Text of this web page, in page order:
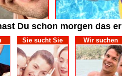
Du schon morgen das
Sie sucht Sie Wir suchen